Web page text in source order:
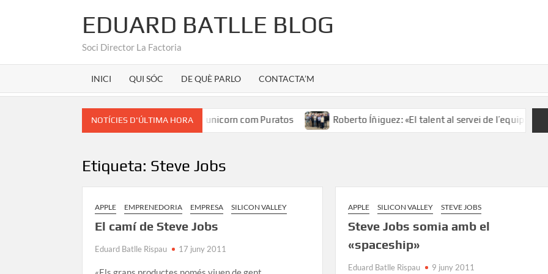
EDUARD BATLLE BLOG
Soci Director La Factoria
INICI QUI SÓC DE QUÈ PARLO CONTACTA’M
NOTÍCIES D'ÚLTIMA HORA
Marca Girona a la seu d’un unicorn com Puratos Roberto Íñiguez: «El talent al servei de l’equip»
Etiqueta: Steve Jobs
APPLE EMPRENEDORIA EMPRESA SILICON VALLEY
El camí de Steve Jobs
Eduard Batlle Rispau 17 juny 2011
APPLE SILICON VALLEY STEVE JOBS
Steve Jobs somia amb el
«spaceship»
Eduard Batlle Rispau 9 juny 2011